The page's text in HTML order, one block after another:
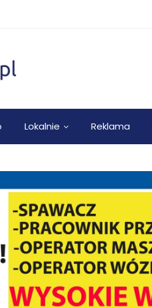
Lokalnie Reklama